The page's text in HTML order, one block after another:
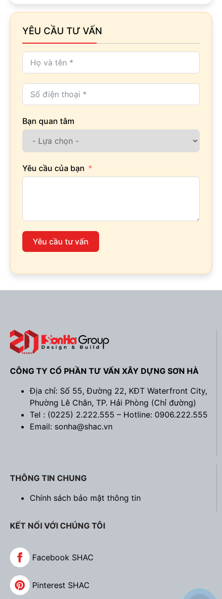
YÊU CẦU TƯ VẤN
Bạn quan tâm
Yêu cầu của bạn
Yêu cầu tư vấn
CÔNG TY CỔ PHẦN TƯ VẤN XÂY DỰNG SƠN HÀ
Địa chỉ: Số 55, Đường 22, KĐT Waterfront City,
Phường Lê Chân, TP. Hải Phòng (Chỉ đường)
Tel : (0225) 2.222.555 – Hotline: 0906.222.555
Email: sonha@shac.vn
THÔNG TIN CHUNG
Chính sách bảo mật thông tin
KẾT NỐI VỚI CHÚNG TÔI
Facebook SHAC
Pinterest SHAC